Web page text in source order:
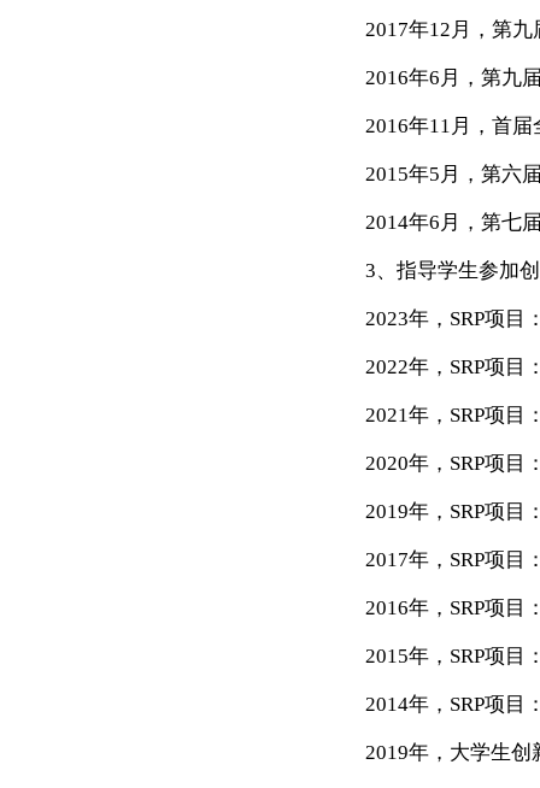
2017年12 月，第
2016年6 月，第九
2016年11 月，首
2015年5 月，第六
2014年6 月，第七
3、指导学生参加
2023年， SRP项目
2022年， SRP项目
2021年， SRP项目
2020年， SRP项目
2019年， SRP项目
2017年， SRP项目
2016年， SRP项目
2015年， SRP项目
2014年， SRP项目
2019年，大学生创